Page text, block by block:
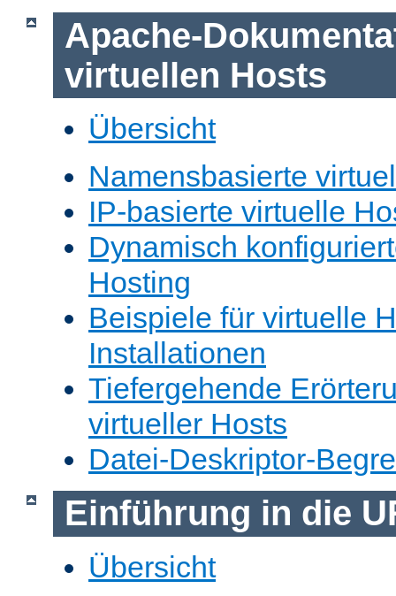
Apache-
virtuellen Hosts
Übersicht
Namensbasierte
IP-basierte virtuelle
Dynamisch
Hosting
Beispiele für virtuelle
Installationen
Tiefergehende
virtueller Hosts
Datei-Deskriptor-
Einführung in die
Übersicht